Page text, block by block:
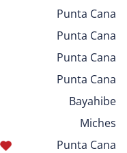
Punta Cana
Punta Cana
Punta Cana
Punta Cana
Bayahibe
Miches
Punta Cana